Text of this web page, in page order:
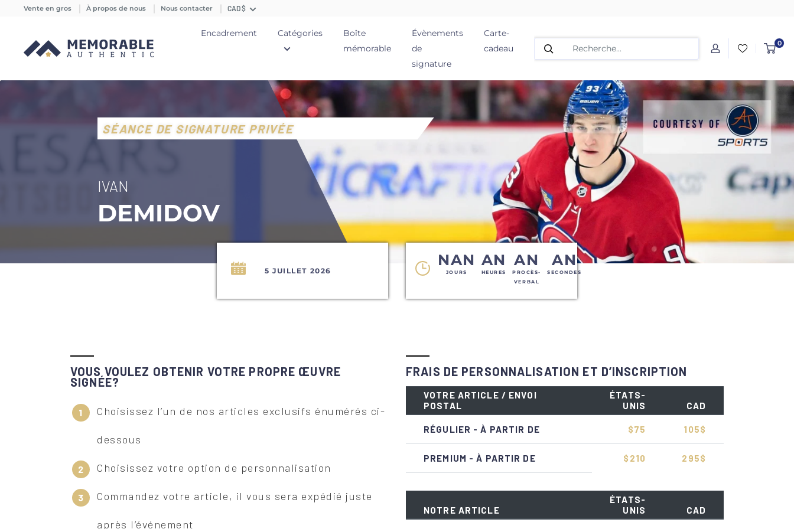
Vente en gros À propos de nous Nous contacter CAD $
Encadrement Catégories
Boîte
mémorable
Évènements
de
signature
Carte-
cadeau
0
SÉANCE DE SIGNATURE PRIVÉE
IVAN
DEMIDOV
5 JUILLET 2026
NAN
JOURS
AN
HEURES
AN
PROCÈS-
VERBAL
AN
SECONDES
VOUS VOULEZ OBTENIR VOTRE PROPRE ŒUVRE
SIGNÉE?
Choisissez l’un de nos articles exclusifs énumérés ci-
dessous
Choisissez votre option de personnalisation
Commandez votre article, il vous sera expédié juste
après l’événement
FRAIS DE PERSONNALISATION ET D’INSCRIPTION
VOTRE ARTICLE / ENVOI
POSTAL
ÉTATS-
UNIS
CAD
RÉGULIER - À PARTIR DE $75 105$
PREMIUM - À PARTIR DE $210 295$
NOTRE ARTICLE
ÉTATS-
UNIS
CAD